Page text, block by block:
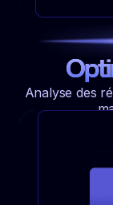
Analyse des